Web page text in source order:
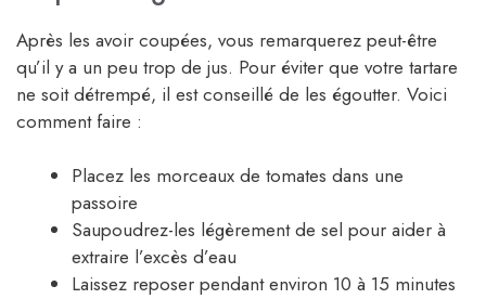
Après les avoir coupées, vous remarquerez peut-être
qu’il y a un peu trop de jus. Pour éviter que votre tartare
ne soit détrempé, il est conseillé de les égoutter. Voici
comment faire :
Placez les morceaux de tomates dans une
passoire
Saupoudrez-les légèrement de sel pour aider à
extraire l’excès d’eau
Laissez reposer pendant environ 10 à 15 minutes